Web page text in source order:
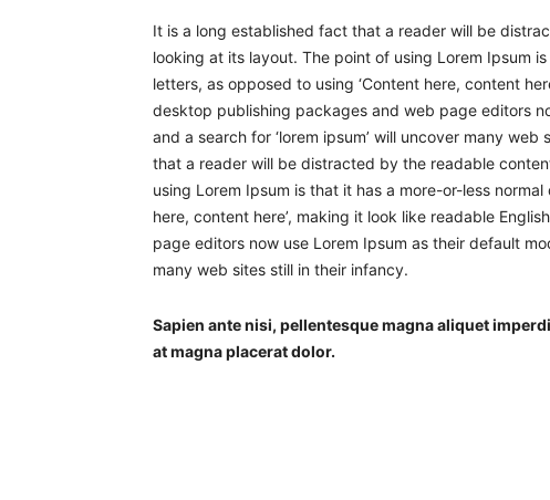
It is a long established fact that a reader will be
looking at its layout. The point of using Lorem Ipsum
letters, as opposed to using ‘Content here, content
desktop publishing packages and web page editors
and a search for ‘lorem ipsum’ will uncover many
that a reader will be distracted by the readable
using Lorem Ipsum is that it has a more-or-less
here, content here’, making it look like readable
page editors now use Lorem Ipsum as their default
many web sites still in their infancy.
Sapien ante nisi, pellentesque magna aliquet
at magna placerat dolor.